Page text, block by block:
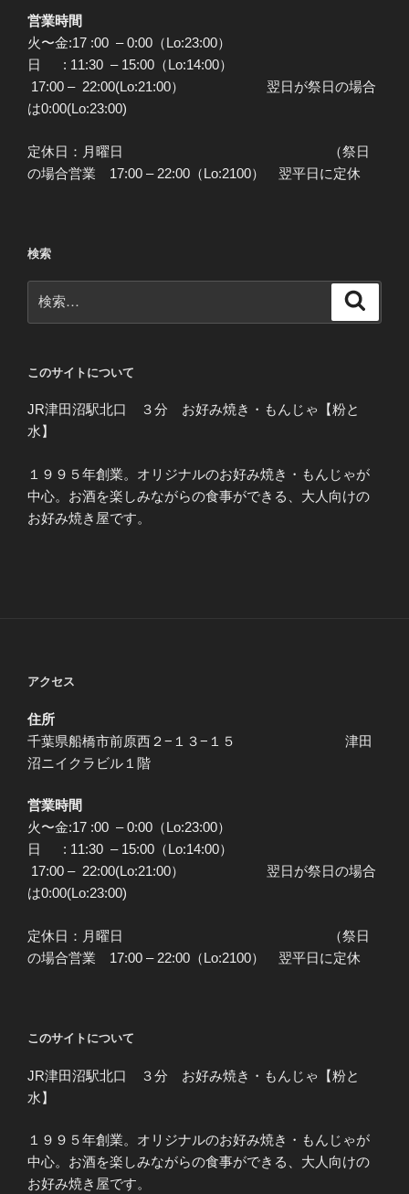
営業時間
火〜金:17 :00 – 0:00（Lo:23:00）
日 : 11:30 – 15:00（Lo:14:00）
17:00 – 22:00(Lo:21:00） 翌日が祭日の場合
は0:00(Lo:23:00)
定休日：月曜日 （祭日
の場合営業 17:00 – 22:00（Lo:2100） 翌平日に定休
検索
索:
このサイトについて
JR津田沼駅北口 ３分 お好み焼き・もんじゃ【粉と
水】
１９９５年創業。オリジナルのお好み焼き・もんじゃが
中心。お酒を楽しみながらの食事ができる、大人向けの
お好み焼き屋です。
アクセス
住所
千葉県船橋市前原西２−１３−１５ 津田
沼ニイクラビル１階
営業時間
火〜金:17 :00 – 0:00（Lo:23:00）
日 : 11:30 – 15:00（Lo:14:00）
17:00 – 22:00(Lo:21:00） 翌日が祭日の場合
は0:00(Lo:23:00)
定休日：月曜日 （祭日
の場合営業 17:00 – 22:00（Lo:2100） 翌平日に定休
このサイトについて
JR津田沼駅北口 ３分 お好み焼き・もんじゃ【粉と
水】
１９９５年創業。オリジナルのお好み焼き・もんじゃが
中心。お酒を楽しみながらの食事ができる、大人向けの
お好み焼き屋です。